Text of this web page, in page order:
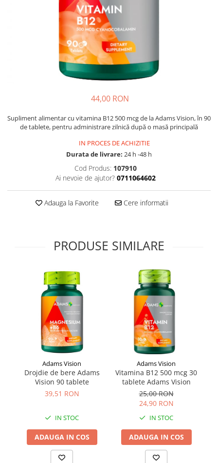
Probiotice si prebiotice
Sanatate urinara
Somn stres si anxietate
Supliment Complexe
Supliment Magneziu
Supliment Vitamina E
Tincturi si Gemoderivate
Tuse gat si respiratie
Vitamine si minerale
Balsam masca si tratament
Produse cu SPF Pentru Fata
Repelenti insecte
44,00 RON
Supliment alimentar cu vitamina B12 500 mcg de la Adams Vision, în 90
de tablete, pentru administrare zilnică după o masă principală
IN PROCES DE ACHIZITIE
Durata de livrare: 24 h -48 h
Cod Produs: 107910
Ai nevoie de ajutor? 0711064602
Adauga la Favorite Cere informatii
PRODUSE SIMILARE
Adams Vision
Drojdie de bere Adams
Vision 90 tablete
39,51 RON
IN STOC
ADAUGA IN COS
Adams Vision
Vitamina B12 500 mcg 30
tablete Adams Vision
25,00 RON
24,90 RON
IN STOC
ADAUGA IN COS